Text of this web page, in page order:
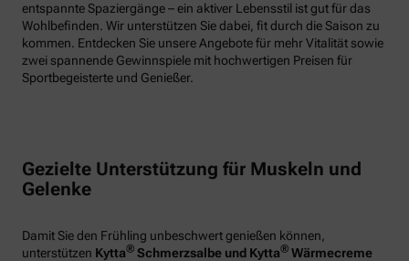
entspannte Spaziergänge – ein aktiver Lebensstil ist gut für das
Wohlbefinden. Wir unterstützen Sie dabei, fit durch die Saison zu
kommen. Entdecken Sie unsere Angebote für mehr Vitalität sowie
zwei spannende Gewinnspiele mit hochwertigen Preisen für
Sportbegeisterte und Genießer.
Gezielte Unterstützung für Muskeln und
Gelenke
Damit Sie den Frühling unbeschwert genießen können,
unterstützen Kytta® Schmerzsalbe und Kytta® Wärmecreme